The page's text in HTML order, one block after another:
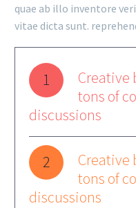
quae ab illo inventore
vitae dicta sunt.
1
Creative
tons of
discussions
2
Creative
tons of
discussions